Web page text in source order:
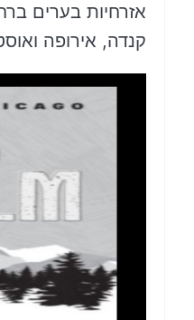
אזרחיות בערים
קנדה, אירופה